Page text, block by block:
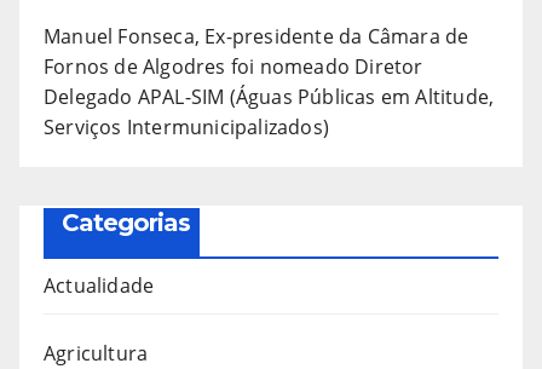
Manuel Fonseca, Ex-presidente da Câmara de
Fornos de Algodres foi nomeado Diretor
Delegado APAL-SIM (Águas Públicas em Altitude,
Serviços Intermunicipalizados)
Categorias
Actualidade
Agricultura